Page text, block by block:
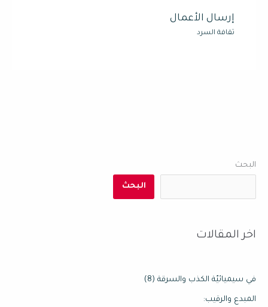
إرسال الأعمال
ثقافة السرد
البحث
البحث
اخر المقالات
في سيميائيّة الكذب والسرقة (8)
المبدع والرقيب: